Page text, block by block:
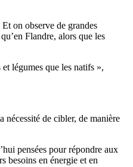
on observe de grandes
Flandre, alors que les
légumes que les natifs »,
nécessité de cibler, de manière
pensées pour répondre aux
besoins en énergie et en